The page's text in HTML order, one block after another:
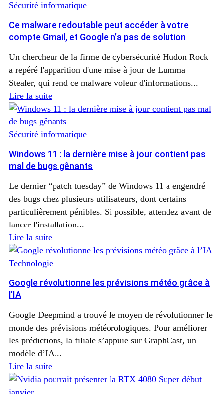
Sécurité informatique
Ce malware redoutable peut accéder à votre
compte Gmail, et Google n’a pas de solution
Un chercheur de la firme de cybersécurité Hudon Rock
a repéré l'apparition d'une mise à jour de Lumma
Stealer, qui rend ce malware voleur d'informations...
Lire la suite
Sécurité informatique
Windows 11 : la dernière mise à jour contient pas
mal de bugs gênants
Le dernier “patch tuesday” de Windows 11 a engendré
des bugs chez plusieurs utilisateurs, dont certains
particulièrement pénibles. Si possible, attendez avant de
lancer l'installation...
Lire la suite
Technologie
Google révolutionne les prévisions météo grâce à
l’IA
Google Deepmind a trouvé le moyen de révolutionner le
monde des prévisions météorologiques. Pour améliorer
les prédictions, la filiale s’appuie sur GraphCast, un
modèle d’IA...
Lire la suite